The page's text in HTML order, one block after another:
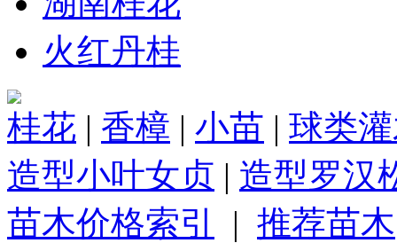
火红丹桂
桂花 | 香樟 | 小苗 | 球类
造型小叶女贞 | 造型罗汉
苗木价格索引
| 推荐苗木